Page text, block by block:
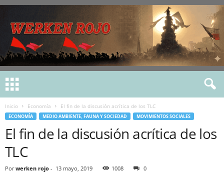
Inicio Economía El fin de la discusión acrítica de los TLC
ECONOMÍA MEDIO AMBIENTE, FAUNA Y SOCIEDAD MOVIMIENTOS SOCIALES
El fin de la discusión acrítica de los
TLC
Por werken rojo - 13 mayo, 2019 1008 0